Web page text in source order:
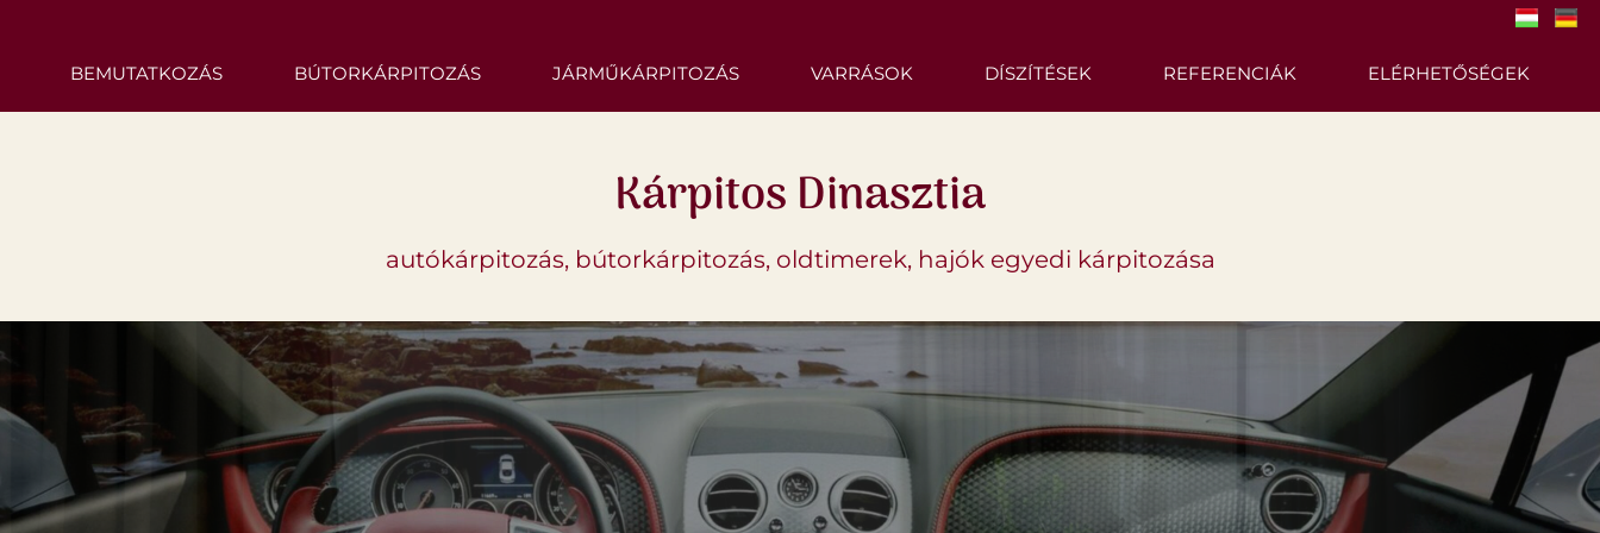
BEMUTATKOZÁS BÚTORKÁRPITOZÁS JÁRMŰKÁRPITOZÁS VARRÁSOK DÍSZÍTÉSEK REFERENCIÁK ELÉRHETŐSÉGEK
Kárpitos Dinasztia
autókárpitozás, bútorkárpitozás, oldtimerek, hajók egyedi kárpitozása